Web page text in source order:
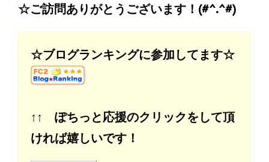
☆ご訪問ありがとうございます！(#^.^#)
☆ブログランキングに参加してます☆
↑↑ ぽちっと応援のクリックをして頂
ければ嬉しいです！